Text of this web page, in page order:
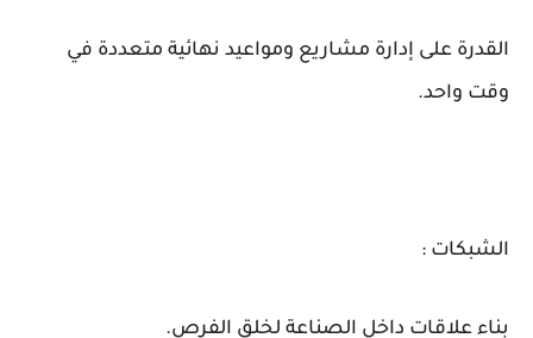
القدرة على إدارة مشاريع ومواعيد نهائية متعددة في
وقت واحد.
الشبكات :
بناء علاقات داخل الصناعة لخلق الفرص.